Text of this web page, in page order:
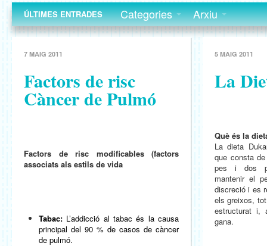
ÚLTIMES ENTRADES Categories Arxiu
7 MAIG 2011
Factors de risc
Càncer de Pulmó
Factors de risc modificables (factors
associats als estils de vida
Tabac: L’addicció al tabac és la causa
principal del 90 % de casos de càncer
de pulmó.
5 MAIG 2011
La
Què és la
La dieta
que consta
pes i dos
mantenir el
discreció i es
els greixos,
estructurat i,
gana.